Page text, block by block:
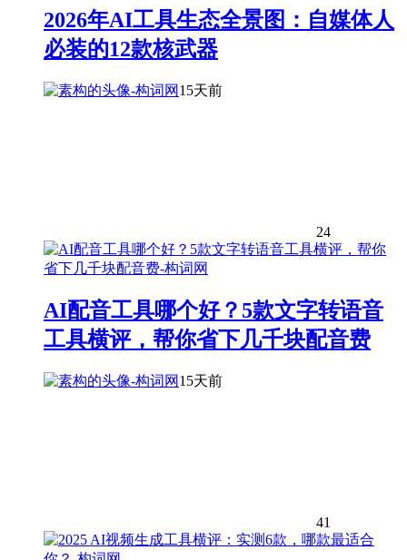
2026年AI工具生态全景图：自媒体人
必装的12款核武器
15天前
24
AI配音工具哪个好？5款文字转语音
工具横评，帮你省下几千块配音费
15天前
41